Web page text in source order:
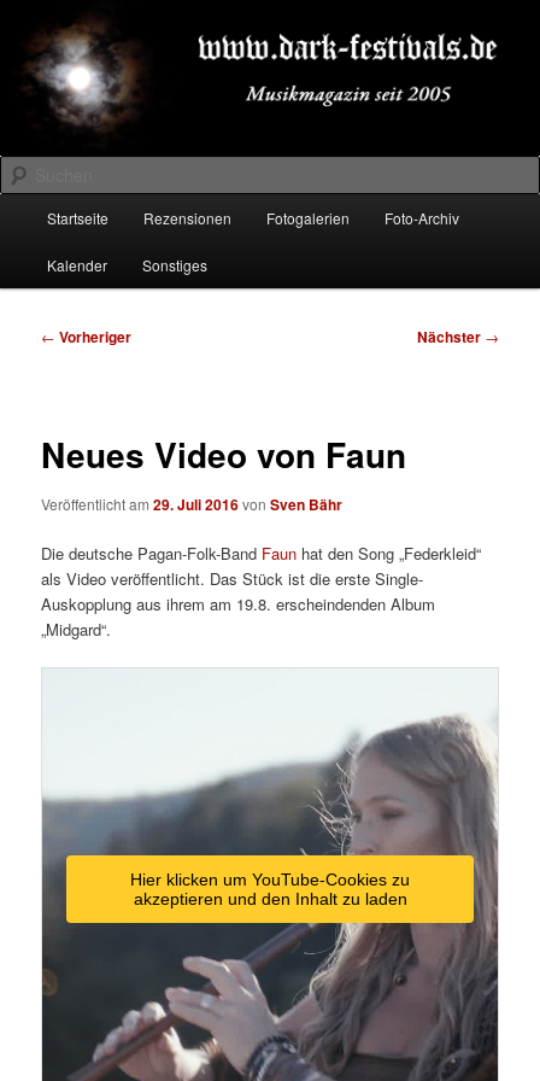
primären
Inhalt
springenDARK-FESTIVALS.DE
Suchen
Startseite Rezensionen Fotogalerien Foto-Archiv
Kalender Sonstiges
Beitragsnavigation
← Vorheriger Nächster →
Neues Video von Faun
Veröffentlicht am29. Juli 2016vonSven Bähr
Die deutsche Pagan-Folk-Band Faun hat den Song „Federkleid“
als Video veröffentlicht. Das Stück ist die erste Single-
Auskopplung aus ihrem am 19.8. erscheindenden Album
„Midgard“.
Hier klicken um YouTube-Cookies zu
akzeptieren und den Inhalt zu laden